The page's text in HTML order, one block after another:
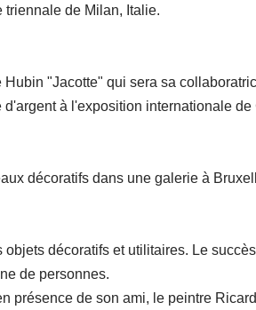
triennale de Milan, Italie.
Hubin "Jacotte" qui sera sa
à l'exposition internationale de
décoratifs dans une galerie à
objets décoratifs et utilitaires. Le
de personnes.
présence de son ami, le peintre